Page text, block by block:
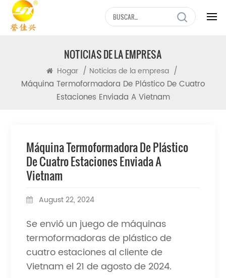
NOTICIAS DE LA EMPRESA
Hogar / Noticias de la empresa /
Máquina Termoformadora De Plástico De Cuatro
Estaciones Enviada A Vietnam
Máquina Termoformadora De Plástico
De Cuatro Estaciones Enviada A
Vietnam
August 22, 2024
Se envió un juego de máquinas
termoformadoras de plástico de
cuatro estaciones al cliente de
Vietnam el 21 de agosto de 2024.